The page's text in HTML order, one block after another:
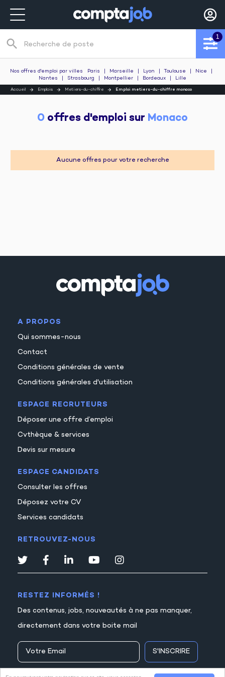
Recherche de poste
search 1
Nos offres d'emploi par villes Paris Marseille Lyon Toulouse Nice
Nantes
Strasbourg Montpellier Bordeaux Lille
Accueil Emplois Metiers-du-chiffre Emploi metiers-du-chiffre monaco
0 offres d'emploi sur Monaco
Aucune offres pour votre recherche
A PROPOS
Qui sommes-nous
Contact
Conditions générales de vente
Conditions générales d'utilisation
ESPACE RECRUTEURS
Déposer une offre d’emploi
Cvthèque & services
Devis sur mesure
ESPACE CANDIDATS
Consulter les offres
Déposez votre CV
Services candidats
RETROUVEZ-NOUS
RESTEZ INFORMÉS !
Des contenus, jobs, nouveautés à ne pas manquer,
directement dans votre boite mail
S'INSCRIRE